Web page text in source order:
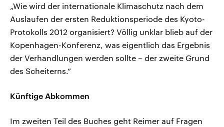
„Wie wird der internationale Klimaschutz nach dem
Auslaufen der ersten Reduktionsperiode des Kyoto-
Protokolls 2012 organisiert? Völlig unklar blieb auf der
Kopenhagen-Konferenz, was eigentlich das Ergebnis
der Verhandlungen werden sollte – der zweite Grund
des Scheiterns.“
Künftige Abkommen
Im zweiten Teil des Buches geht Reimer auf Fragen